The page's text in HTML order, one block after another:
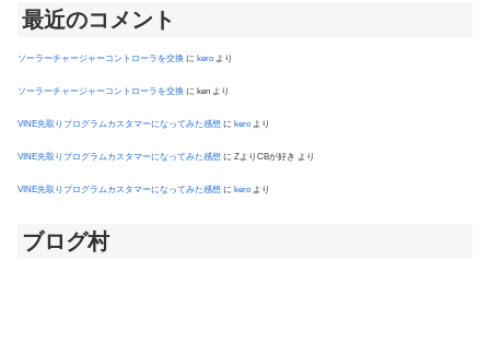
最近のコメント
ソーラーチャージャーコントローラを交換 に kero より
ソーラーチャージャーコントローラを交換 に ken より
VINE先取りプログラムカスタマーになってみた感想 に kero より
VINE先取りプログラムカスタマーになってみた感想 に ZよりCBが好き より
VINE先取りプログラムカスタマーになってみた感想 に kero より
ブログ村